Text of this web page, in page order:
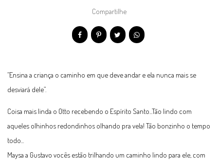
Compartilhe
“Ensina a criança o caminho em que deve andar e ela nunca mais se
desviará dele”.
Coisa mais linda o Otto recebendo o Espírito Santo...Tão lindo com
aqueles olhinhos redondinhos olhando pra vela! Tão bonzinho o tempo
todo...
Maysa a Gustavo vocês estão trilhando um caminho lindo para ele, com